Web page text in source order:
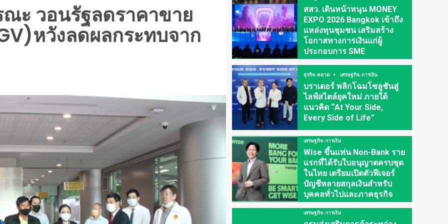
ะ วอนรัฐลดราคาขาย
หวังลดผลกระทบจาก
สสว. เดินหน้าหนุน MONEY
EXPO 2026 Bangkok เข้าถึง
แหล่งทุนชุมชน เสริมสร้าง
โอกาสทางการเงินแก่ผู้
ประกอบการ SME
ธุรกิจ-ตลาด เศรษฐกิจ-การเงิน
บราเดอร์ พลิกโฉมโซลูชันสู่
ไลฟ์สไตล์ยุคใหม่ ภายใต้
แนวคิด “At Your Side,
Every Side of Life”
เศรษฐกิจ-การเงิน
Wise ขึ้นแท่น Non-Bank ราย
แรกที่ได้รับใบอนุญาตครบชุด
ในไทย เตรียมเปิดตัวฟีเจอร์
บัญชีหลายสกุลเงินสำหรับ
บุคคลทั่วไปและภาคธุรกิจ
เศรษฐกิจ-การเงิน